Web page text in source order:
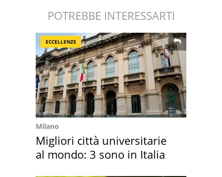
POTREBBE INTERESSARTI
ECCELLENZE
Milano
Migliori città universitarie
al mondo: 3 sono in Italia